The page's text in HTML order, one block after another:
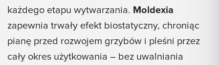
każdego etapu wytwarzania. Moldexia
zapewnia trwały efekt biostatyczny, chroniąc
pianę przed rozwojem grzybów i pleśni przez
cały okres użytkowania – bez uwalniania